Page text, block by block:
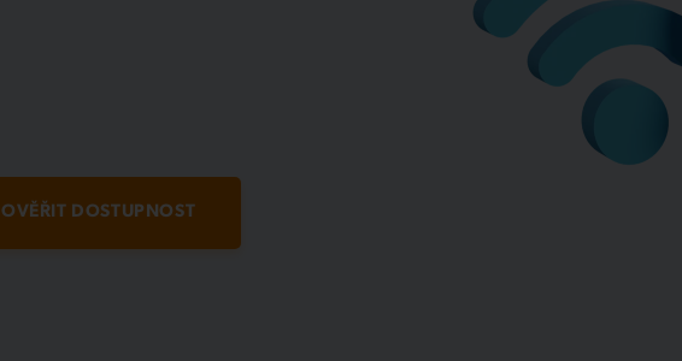
OVĚŘIT DOSTUPNOST